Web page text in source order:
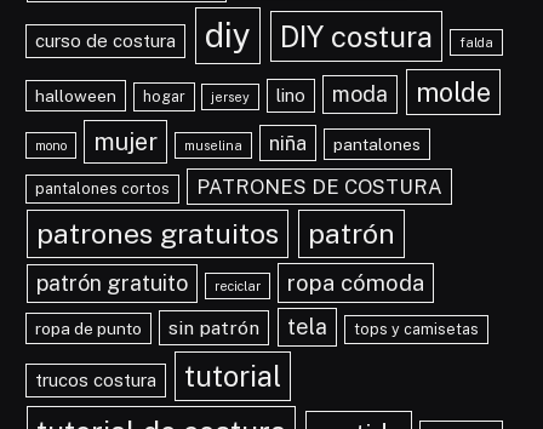
curso de costura diy DIY costura falda
halloween hogar jersey lino moda molde
mono mujer muselina niña pantalones
pantalones cortos PATRONES DE COSTURA
patrones gratuitos patrón
patrón gratuito reciclar ropa cómoda
ropa de punto sin patrón tela tops y camisetas
trucos costura tutorial